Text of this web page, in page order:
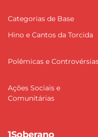
Categorias de Base
Hino e Cantos da Torcida
Polêmicas e
Ações Sociais e
Comunitárias
1Soberano